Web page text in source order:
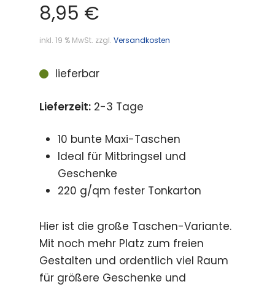
8,95 €
inkl. 19 % MwSt. zzgl. Versandkosten
lieferbar
Lieferzeit: 2-3 Tage
10 bunte Maxi-Taschen
Ideal für Mitbringsel und
Geschenke
220 g/qm fester Tonkarton
Hier ist die große Taschen-Variante.
Mit noch mehr Platz zum freien
Gestalten und ordentlich viel Raum
für größere Geschenke und